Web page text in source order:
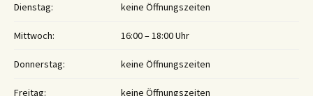
Dienstag: keine Öffnungszeiten
Mittwoch: 16:00 – 18:00 Uhr
Donnerstag: keine Öffnungszeiten
Freitag: keine Öffnungszeiten